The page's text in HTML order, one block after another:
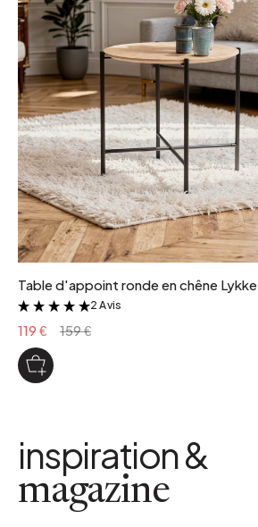
Table d'appoint ronde en chêne Lykke
&
2 Avis
119 € 159 €
inspiration &
magazine